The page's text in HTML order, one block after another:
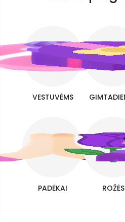
VESTUVĖMS
PADĖKAI ROŽĖS